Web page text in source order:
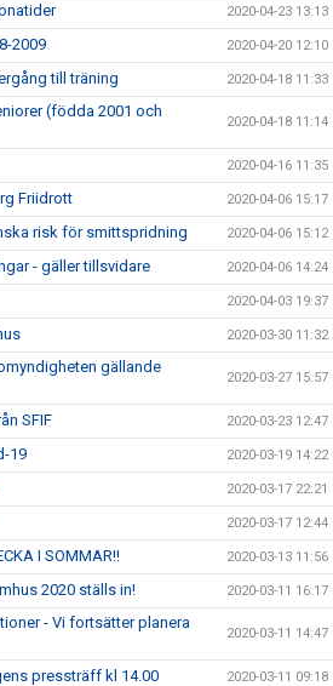
2020-04-23 13:13
2009 2020-04-20 12:10
till träning 2020-04-18 11:33
(födda 2001 och
2020-04-18 11:14
2020-04-16 11:35
Friidrott 2020-04-06 15:17
risk för smittspridning 2020-04-06 15:12
- gäller tillsvidare 2020-04-06 14:24
2020-04-03 19:37
2020-03-30 11:32
gällande
2020-03-27 15:57
SFIF 2020-03-23 12:47
19 2020-03-19 14:22
2020-03-17 22:21
2020-03-17 12:44
I SOMMAR!! 2020-03-13 11:56
2020 ställs in! 2020-03-11 16:17
- Vi fortsätter planera
2020-03-11 14:47
pressträff kl 14.00 2020-03-11 09:18